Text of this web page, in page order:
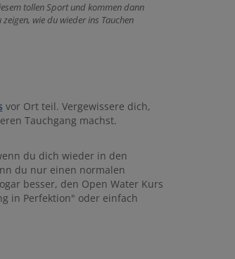
tollen Sport und kommen dann
wie du wieder ins Tauchen
vor Ort teil. Vergewissere dich,
Tauchgang machst.
du dich wieder in den
du nur einen normalen
besser, den Open Water Kurs
in Perfektion" oder einfach